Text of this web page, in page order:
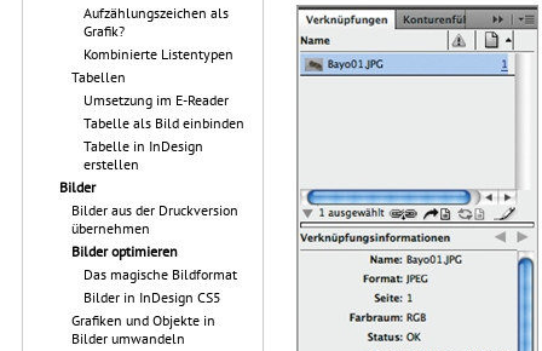
Aufzählungszeichen als
Grafik?
Kombinierte Listentypen
Tabellen
Umsetzung im E-Reader
Tabelle als Bild einbinden
Tabelle in InDesign
erstellen
Bilder
Bilder aus der Druckversion
übernehmen
Bilder optimieren
Das magische Bildformat
Bilder in InDesign CS5
Grafiken und Objekte in
Bilder umwandeln